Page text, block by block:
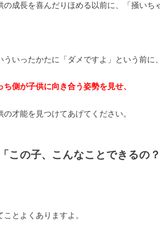
の成長を喜んだりほめる以前に、「掻いち
ういったかたに「ダメですよ」という前に、
ち側が子供に向き合う姿勢を見せ、
の才能を見つけてあげてください。
「この子、こんなことできるの？
ことよくありますよ。